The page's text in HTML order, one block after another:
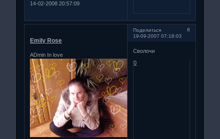
14-02-2008 20:57:09
Поделиться
8
19-09-2007 07:18:03
Emily Rose
ADmin In love
Сволочи
0